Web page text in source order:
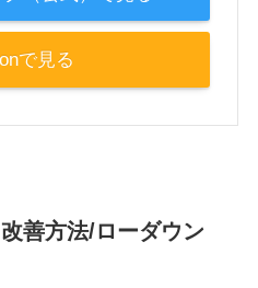
で見る
善方法/ローダウン